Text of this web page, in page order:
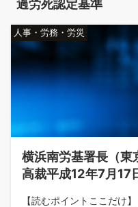
過労死認定基準
人事・労務・労災
横浜南労基署長（
高裁平成12年7月17
【読むポイントここだけ